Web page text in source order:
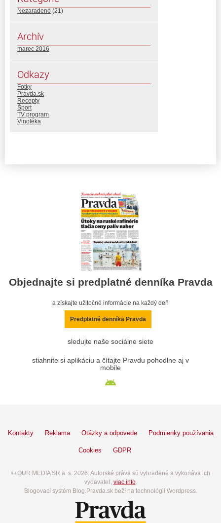
Nezaradené (21)
Archív
marec 2016
Odkazy
Fotky
Pravda.sk
Recepty
Šport
TV program
Vinotéka
Objednajte si predplatné denníka Pravda
a získajte užitočné informácie na každý deň
Predplatné denníka Pravda
sledujte naše sociálne siete
stiahnite si aplikáciu a čítajte Pravdu pohodlne aj v
mobile
Kontakty Reklama Otázky a odpovede Podmienky používania
Cookies GDPR
© OUR MEDIA SR a. s. 2026. Autorské práva sú vyhradené a vykonáva ich
vydavateľ, viac info.
Blogovací systém Blog.Pravda.sk beží na technológií Wordpress.